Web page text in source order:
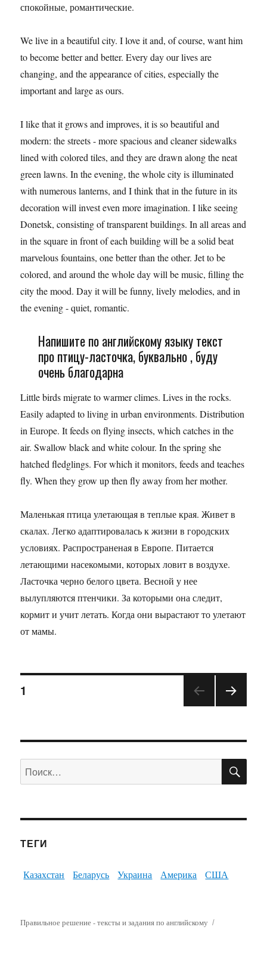
спокойные, романтические.
We live in a beautiful city. I love it and, of course, want him
to become better and better. Every day our lives are
changing, and the appearance of cities, especially the
important and large as ours.
I like that it grows and improves, it is so beautiful and
modern: the streets - more spacious and cleaner sidewalks
lined with colored tiles, and they are drawn along the neat
green lawns. In the evening, the whole city is illuminated
with numerous lanterns, and I think that in the future in its
decoration will invest even more imagination. I like seeing
Donetsk, consisting of transparent buildings. In all areas and
in the square in front of each building will be a solid beat
marvelous fountains, one better than the other. Jet to be
colored, and around the whole day will be music, filling the
city the mood. Day it will be funny, lively melodies, and in
the evening - quiet, romantic.
Напишите по английскому языку текст
про птицу-ласточка, буквально , буду
очень благодарна
Little birds migrate to warmer climes. Lives in the rocks.
Easily adapted to living in urban environments. Distribution
in Europe. It feeds on flying insects, which catches in the
air. Swallow black and white colour. In the spring she
hatched fledglings. For which it monitors, feeds and teaches
fly. When they grow up then fly away from her mother.
Маленькая птица улетающая в теплые края. Живет в
скалах. Легко адаптировалась к жизни в городских
условиях. Распространеная в Европе. Питается
летающими насекомыми, которых ловит в воздухе.
Ласточка черно белого цвета. Весной у нее
вылупляются птенчики. За которыми она следит,
кормит и учит летать. Когда они вырастают то улетают
от мамы.
1
Искать:
ТЕГИ
Казахстан Беларусь Украина Америка США
Правильное решение - тексты и задания по английскому